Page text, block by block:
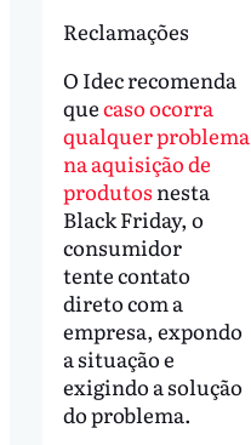
Reclamações
O Idec recomenda
quecaso ocorra
qualquer problema
na aquisição de
produtos nesta
Black Friday, o
consumidor
tente contato
direto com a
empresa, expondo
a situação e
exigindo a solução
do problema.